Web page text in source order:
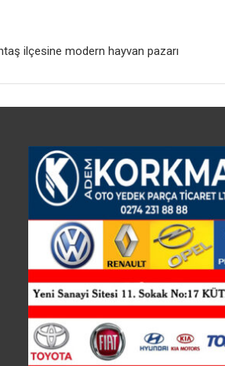
ilçesine modern hayvan pazarı